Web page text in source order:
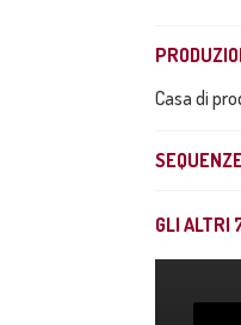
Casa di
GLI ALTRI